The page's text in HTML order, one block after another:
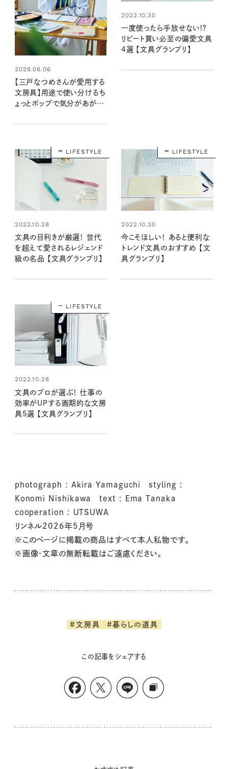
2026.06.06
【三戸なつめさんが愛用する
文房具】用途で使い分けるち
ょっとポップで気分があがる
2022.10.30
一度使ったら手放せない!?
リピート買い必至の偏愛文具
4選 【文具グランプリ】
LIFESTYLE
2022.10.28
文具の目利きが厳選！ 世代
を超えて愛されるレジェンド
級の名品 【文具グランプリ】
LIFESTYLE
2022.10.30
今こそほしい！ あると便利な
トレンド文具のおすすめ 【文
具グランプリ】
LIFESTYLE
2022.10.28
文具のプロが選ぶ！ 仕事の
効率がUPする画期的な文房
具5選 【文具グランプリ】
photograph : Akira Yamaguchi styling :
Konomi Nishikawa text : Ema Tanaka
cooperation : UTSUWA
リンネル2026年5月号
※このページに掲載の商品はすべて本人私物です。
※画像・文章の無断転載はご遠慮ください。
#文房具 #暮らしの道具
この記事をシェアする